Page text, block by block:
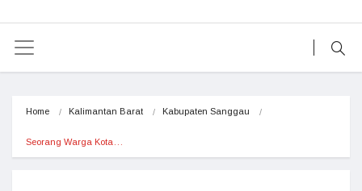
Home Kalimantan Barat Kabupaten Sanggau
Seorang Warga Kota…